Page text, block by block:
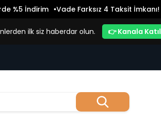
%5 İndirim Vade Farksız 4 Taksit İmkanı!
ilk siz haberdar olun. 👉 Kanala Katıl